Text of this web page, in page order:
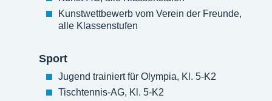
Kunstwettbewerb vom Verein der Freunde,
alle Klassenstufen
Sport
Jugend trainiert für Olympia, Kl. 5-K2
Tischtennis-AG, Kl. 5-K2